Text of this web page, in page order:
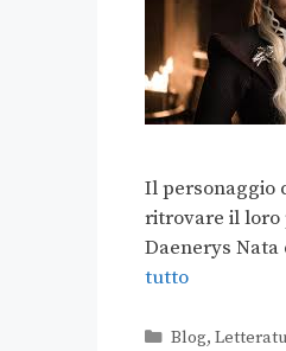
Il personaggio
ritrovare il loro
Daenerys
tutto
Blog,